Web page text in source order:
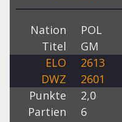
Nation
POL
Titel
GM
ELO
2613
DWZ
2601
Punkte
2,0
Partien
6